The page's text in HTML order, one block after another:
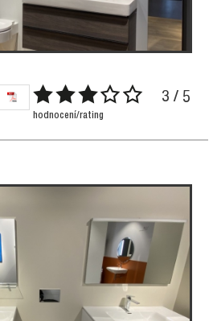
3 / 5
hodnocení/rating